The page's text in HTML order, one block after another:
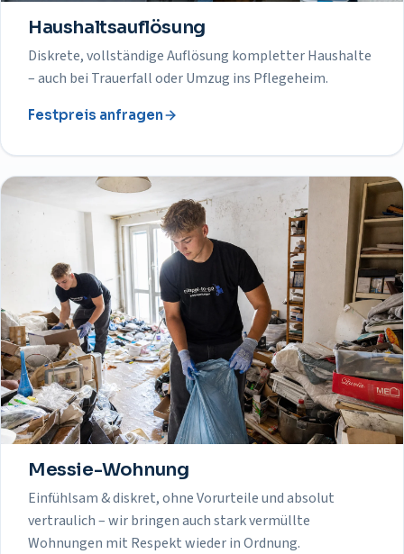
Haushaltsauflösung
Diskrete, vollständige Auflösung kompletter Haushalte
– auch bei Trauerfall oder Umzug ins Pflegeheim.
Festpreis anfragen
Messie-Wohnung
Einfühlsam & diskret, ohne Vorurteile und absolut
vertraulich – wir bringen auch stark vermüllte
Wohnungen mit Respekt wieder in Ordnung.